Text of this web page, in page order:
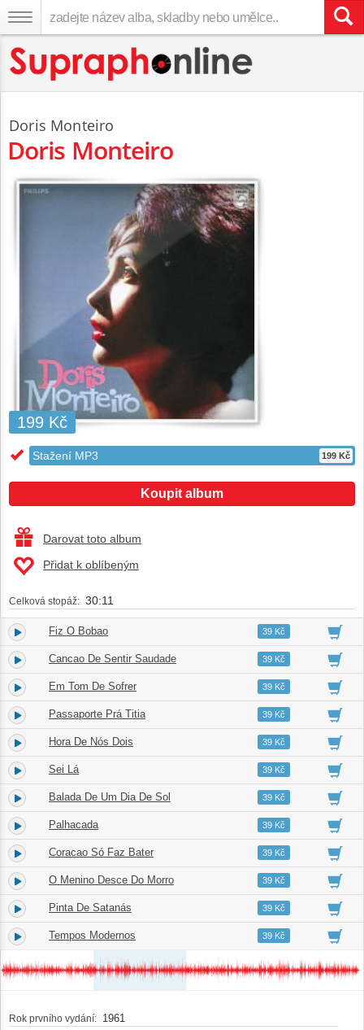
Doris Monteiro
Doris Monteiro
199 Kč
Stažení MP3 199 Kč
Koupit album
Darovat toto album
Přidat k oblíbeným
Celková stopáž: 30:11
1. Fiz O Bobao 02:1139 Kč
2. Cancao De Sentir Saudade 03:3739 Kč
3. Em Tom De Sofrer 03:2939 Kč
4. Passaporte Prá Titia 02:0039 Kč
5. Hora De Nós Dois 02:2939 Kč
6. Sei Lá 02:0039 Kč
7. Balada De Um Dia De Sol 02:3439 Kč
8. Palhacada 02:3239 Kč
9. Coracao Só Faz Bater 02:2839 Kč
10. O Menino Desce Do Morro 02:4939 Kč
11. Pinta De Satanás 02:0539 Kč
12. Tempos Modernos 01:5739 Kč
Rok prvního vydání: 1961